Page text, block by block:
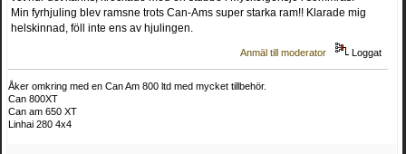
Min fyrhjuling blev ramsne trots Can-Ams super starka ram!! Klarade mig
helskinnad, föll inte ens av hjulingen.
Anmäl till moderator Loggat
Åker omkring med en Can Am 800 ltd med mycket tillbehör.
Can 800XT
Can am 650 XT
Linhai 280 4x4